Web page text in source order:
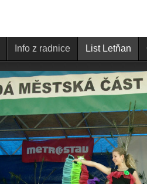
Info z radnice List Letňan